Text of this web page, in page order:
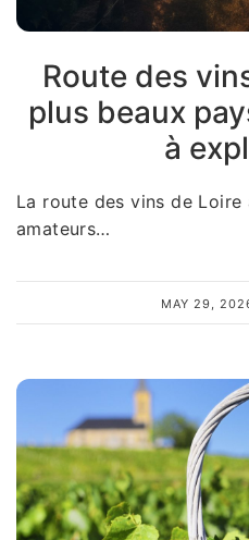
Route des
plus beaux
à
La route des vins de Loire
amateurs…
MAY 29,